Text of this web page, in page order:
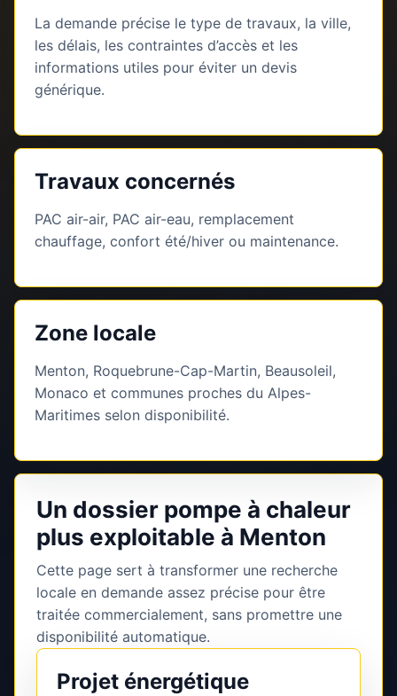
La demande précise le type de travaux, la ville,
les délais, les contraintes d’accès et les
informations utiles pour éviter un devis
générique.
Travaux concernés
PAC air-air, PAC air-eau, remplacement
chauffage, confort été/hiver ou maintenance.
Zone locale
Menton, Roquebrune-Cap-Martin, Beausoleil,
Monaco et communes proches du Alpes-
Maritimes selon disponibilité.
Un dossier pompe à chaleur
plus exploitable à Menton
Cette page sert à transformer une recherche
locale en demande assez précise pour être
traitée commercialement, sans promettre une
disponibilité automatique.
Projet énergétique